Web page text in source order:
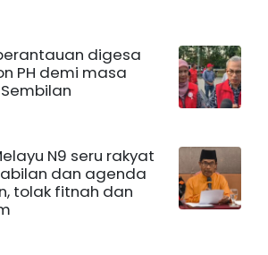
digesa
PH demi masa
N9 seru rakyat
dan agenda
tolak fitnah dan